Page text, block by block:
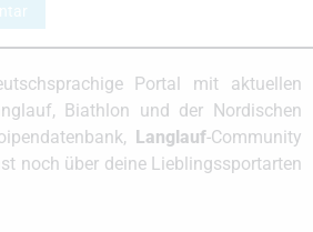
Portal mit aktuellen
Biathlon und der Nordischen
Langlauf-Community
noch über deine Lieblingssportarten